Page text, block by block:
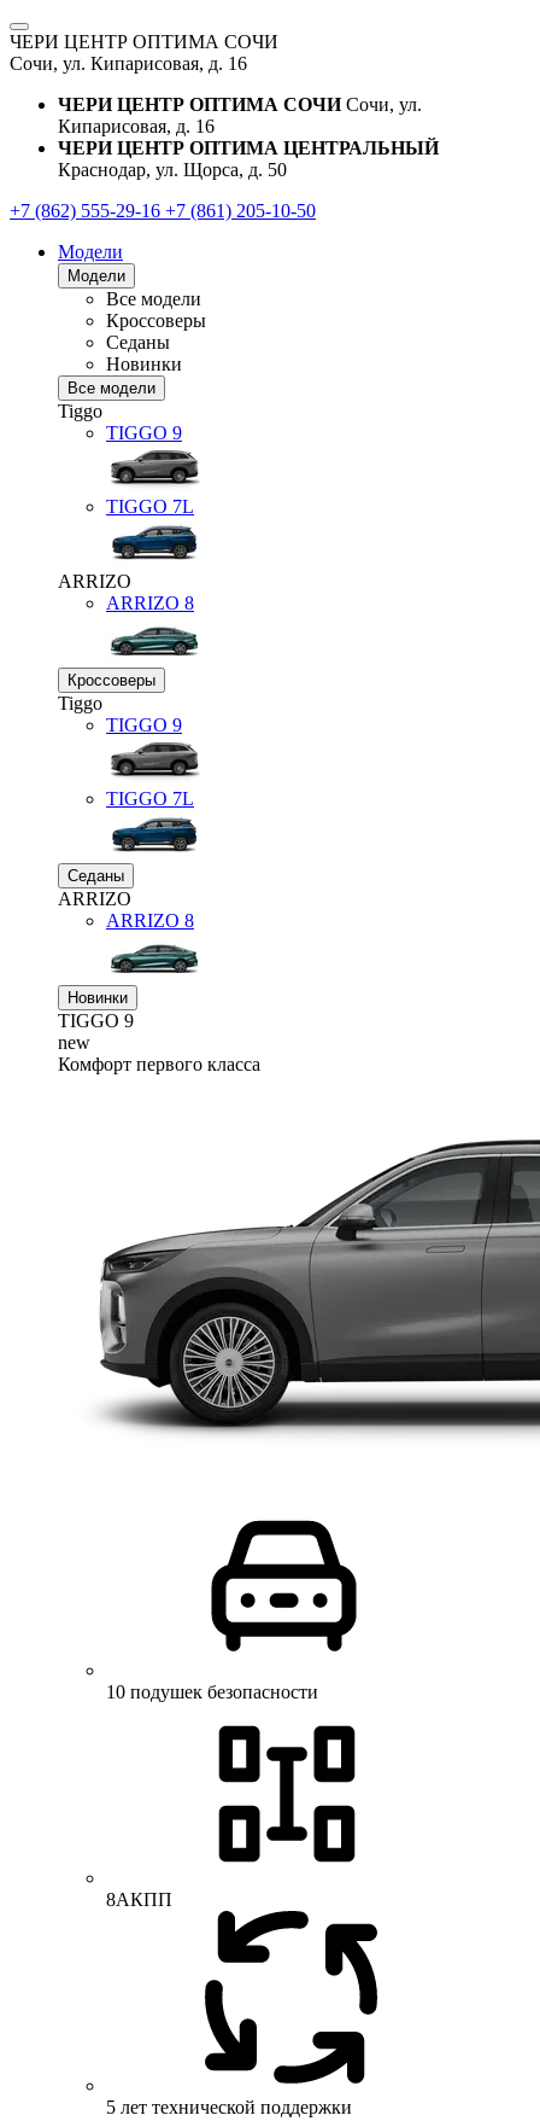
ЧЕРИ ЦЕНТР ОПТИМА СОЧИ
Сочи, ул. Кипарисовая, д. 16
ЧЕРИ ЦЕНТР ОПТИМА СОЧИ Сочи, ул.
Кипарисовая, д. 16
ЧЕРИ ЦЕНТР ОПТИМА ЦЕНТРАЛЬНЫЙ
Краснодар, ул. Щорса, д. 50
+7 (862) 555-29-16 +7 (861) 205-10-50
Модели
Модели
Все модели
Кроссоверы
Седаны
Новинки
Все модели
Tiggo
TIGGO 9
TIGGO 7L
ARRIZO
ARRIZO 8
Кроссоверы
Tiggo
TIGGO 9
TIGGO 7L
Седаны
ARRIZO
ARRIZO 8
Новинки
TIGGO 9
new
Комфорт первого класса
10 подушек безопасности
8АКПП
5 лет технической поддержки